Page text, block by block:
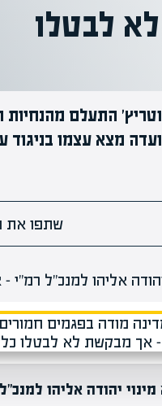
לבטלו
התעלם מהנחיות
מצא עצמו בניגוד
שתפו את
יהודה אליהו למנכ"ל